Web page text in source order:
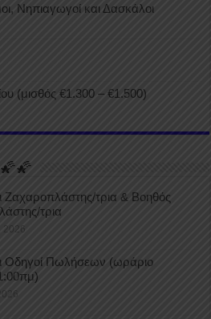
Νηπιαγωγοί και Δασκάλοι
(μισθός €1.300 – €1.500)
Ζαχαροπλάστης/τρια & Βοηθός
τρια
2026
Οδηγοί Πωλήσεων (ωράριο